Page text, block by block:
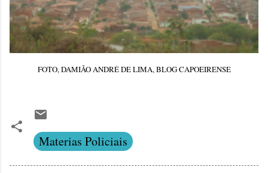
FOTO, DAMIÃO ANDRÉ DE LIMA, BLOG CAPOEIRENSE
Materias Policiais